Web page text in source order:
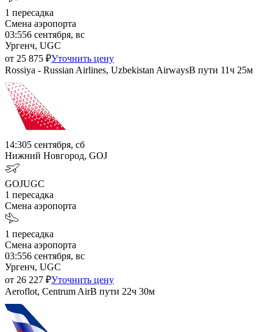
1 пересадка
Смена аэропорта
03:556 сентября, вс
Ургенч, UGC
от 25 875 ₽Уточнить цену
Rossiya - Russian Airlines, Uzbekistan AirwaysВ пути 11ч 25м
14:305 сентября, сб
Нижний Новгород, GOJ
GOJUGC
1 пересадка
Смена аэропорта
1 пересадка
Смена аэропорта
03:556 сентября, вс
Ургенч, UGC
от 26 227 ₽Уточнить цену
Aeroflot, Centrum AirВ пути 22ч 30м